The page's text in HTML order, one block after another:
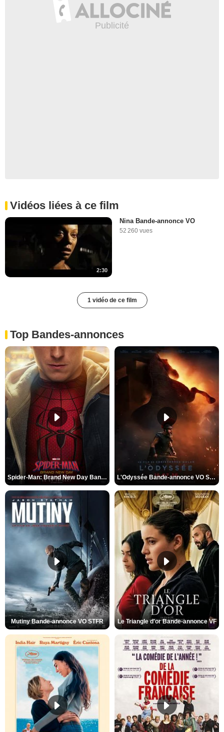
Vidéos liées à ce film
2:30
Nina Bande-annonce VO
52 260 vues
1 vidéo de ce film
Top Bandes-annonces
Spider-Man: Brand New Day Bande-annonce VO STFR L'Odyssée Bande-annonce VO STFR
Mutiny Bande-annonce VO STFR Le Triangle d'or Bande-annonce VF